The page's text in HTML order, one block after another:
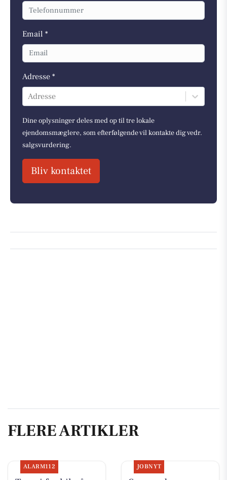
Email *
Adresse *
Adresse
Dine oplysninger deles med op til tre lokale
ejendomsmæglere, som efterfølgende vil kontakte dig vedr.
salgsvurdering.
Bliv kontaktet
FLERE ARTIKLER
ALARM112 JOBNYT